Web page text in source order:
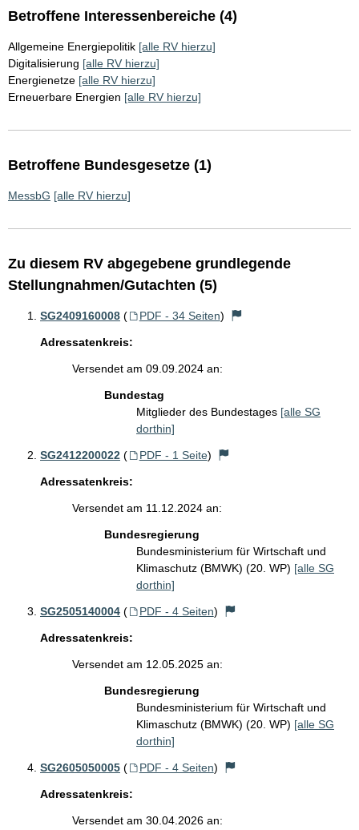
Betroffene Interessenbereiche (4)
Allgemeine Energiepolitik [alle RV hierzu]
Digitalisierung [alle RV hierzu]
Energienetze [alle RV hierzu]
Erneuerbare Energien [alle RV hierzu]
Betroffene Bundesgesetze (1)
MessbG [alle RV hierzu]
Zu diesem RV abgegebene grundlegende
Stellungnahmen/Gutachten (5)
SG2409160008 ( PDF - 34 Seiten)
Adressatenkreis:
Versendet am 09.09.2024 an:
Bundestag
Mitglieder des Bundestages [alle SG
dorthin]
SG2412200022 ( PDF - 1 Seite)
Adressatenkreis:
Versendet am 11.12.2024 an:
Bundesregierung
Bundesministerium für Wirtschaft und
Klimaschutz (BMWK) (20. WP) [alle SG
dorthin]
SG2505140004 ( PDF - 4 Seiten)
Adressatenkreis:
Versendet am 12.05.2025 an:
Bundesregierung
Bundesministerium für Wirtschaft und
Klimaschutz (BMWK) (20. WP) [alle SG
dorthin]
SG2605050005 ( PDF - 4 Seiten)
Adressatenkreis:
Versendet am 30.04.2026 an: